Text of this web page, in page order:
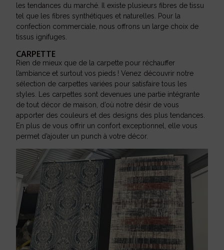
les tendances du marché. Il existe plusieurs fibres de tissu
tel que les fibres synthétiques et naturelles. Pour la
confection commerciale, nous offrons un large choix de
tissus ignifuges.
CARPETTE
Rien de mieux que de la carpette pour réchauffer
l’ambiance et surtout vos pieds ! Venez découvrir notre
sélection de carpettes variées pour satisfaire tous les
styles. Les carpettes sont devenues une partie intégrante
de tout décor de maison, d’où notre désir de vous
apporter des couleurs et des designs des plus tendances.
En plus de vous offrir un confort exceptionnel, elle vous
permet d’ajouter un punch à votre décor.